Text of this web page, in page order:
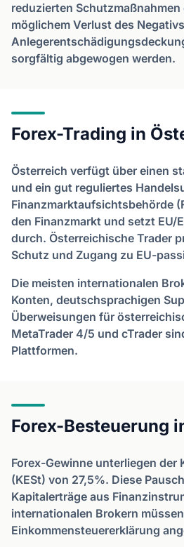
reduzierten
möglichem Verlust des
sorgfältig abgewogen werden.
Forex-Trading in
Österreich verfügt über einen
und ein gut reguliertes
Finanzmarktaufsichtsbehörde
den Finanzmarkt und setzt EU/
durch. Österreichische Trader
Schutz und Zugang zu EU-
Die meisten internationalen
Konten, deutschsprachigen
Überweisungen für
MetaTrader 4/5 und cTrader
Plattformen.
Forex-Besteuerung
Forex-Gewinne unterliegen der
(KESt) von 27,5%. Diese
Kapitalerträge aus
internationalen Brokern
Einkommensteuererklärung